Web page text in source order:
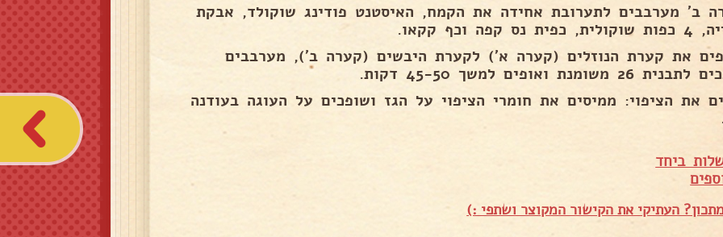
ב' מערבבים לתערובת אחידה את הקמח, האיסטנט פודינג שוקולד, אבקת
קפה וכף קקאו.
את קערת הנוזלים (קערה א') לקערת היבשים (קערה ב'), מערבבים
26 משומנת ואופים למשך 45-50 דקות.
את הציפוי: ממיסים את חומרי הציפוי על הגז ושופכים על העוגה בעודנה
ביחד
העתיקי את הקישור המקוצר ושתפי :)